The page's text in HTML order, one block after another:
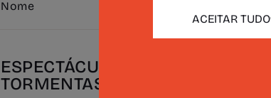
Nome
ESPECTÁCULO "CABO DAS
TORMENTAS"
ACEITAR TUDO